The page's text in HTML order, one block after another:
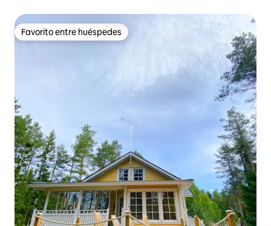
Favorito entre huéspedes
Favorito entre huéspedes